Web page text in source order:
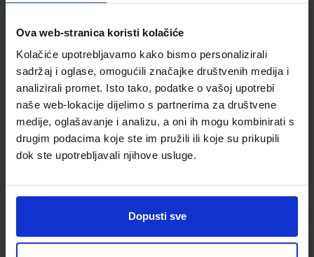
Ova web-stranica koristi kolačiće
Kolačiće upotrebljavamo kako bismo personalizirali
sadržaj i oglase, omogućili značajke društvenih medija i
analizirali promet. Isto tako, podatke o vašoj upotrebi
naše web-lokacije dijelimo s partnerima za društvene
medije, oglašavanje i analizu, a oni ih mogu kombinirati s
drugim podacima koje ste im pružili ili koje su prikupili
dok ste upotrebljavali njihove usluge.
Dopusti sve
Newsletter prijava
Prijavite se kako bi primali informacije o novim
proizvodima i uslugama, akcijama i drugim